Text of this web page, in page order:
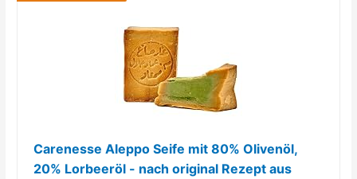
Carenesse Aleppo Seife mit 80% Olivenöl,
20% Lorbeeröl - nach original Rezept aus